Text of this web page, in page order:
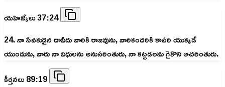
యెహెజ్కేలు 37:24
24. నా సేవకుడైన దావీదు వారికి రాజవును, వారికందరికి కాపరి యొక్కడే
యుండును, వారు నా విధులను అనుసరింతురు, నా కట్టడలను గైకొని ఆచరింతురు.
కీర్తనలు 89:19